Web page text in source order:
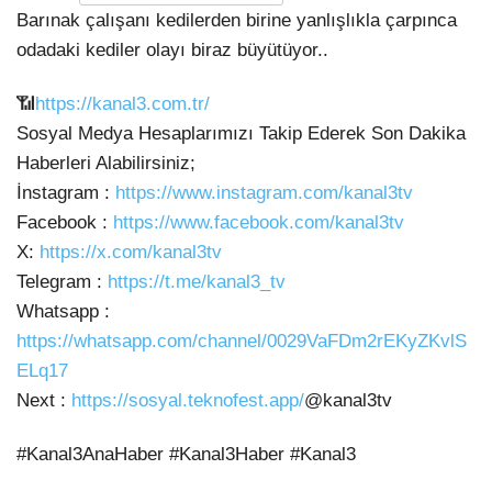
Barınak çalışanı kedilerden birine yanlışlıkla çarpınca
odadaki kediler olayı biraz büyütüyor..
📶https://kanal3.com.tr/
Sosyal Medya Hesaplarımızı Takip Ederek Son Dakika
Haberleri Alabilirsiniz;
İnstagram : https://www.instagram.com/kanal3tv
Facebook : https://www.facebook.com/kanal3tv
X: https://x.com/kanal3tv
Telegram : https://t.me/kanal3_tv
Whatsapp :
https://whatsapp.com/channel/0029VaFDm2rEKyZKvlS
ELq17
Next : https://sosyal.teknofest.app/@kanal3tv
#Kanal3AnaHaber #Kanal3Haber #Kanal3